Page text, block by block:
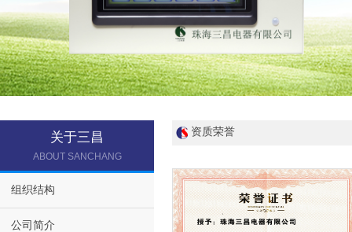
关于三昌
ABOUT SANCHANG
组织结构
公司简介
资质荣誉